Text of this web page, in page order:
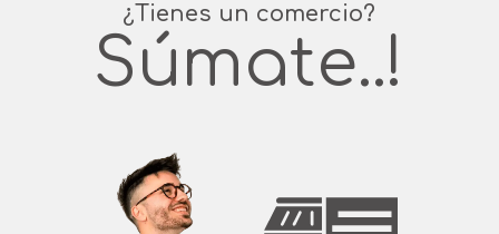
¿Tienes un comercio?
Súmate..!